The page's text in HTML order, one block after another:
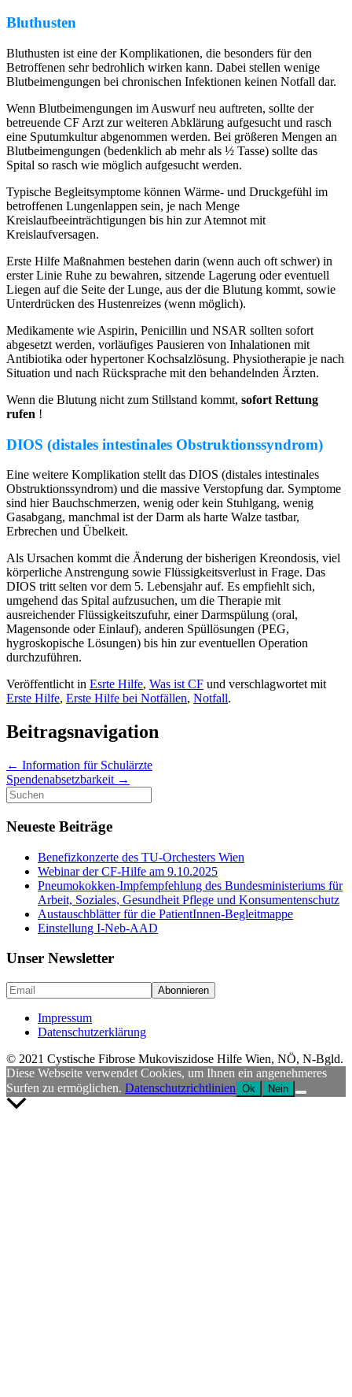
Bluthusten
Bluthusten ist eine der Komplikationen, die besonders für den
Betroffenen sehr bedrohlich wirken kann. Dabei stellen wenige
Blutbeimengungen bei chronischen Infektionen keinen Notfall dar.
Wenn Blutbeimengungen im Auswurf neu auftreten, sollte der
betreuende CF Arzt zur weiteren Abklärung aufgesucht und rasch
eine Sputumkultur abgenommen werden. Bei größeren Mengen an
Blutbeimengungen (bedenklich ab mehr als ½ Tasse) sollte das
Spital so rasch wie möglich aufgesucht werden.
Typische Begleitsymptome können Wärme- und Druckgefühl im
betroffenen Lungenlappen sein, je nach Menge
Kreislaufbeeinträchtigungen bis hin zur Atemnot mit
Kreislaufversagen.
Erste Hilfe Maßnahmen bestehen darin (wenn auch oft schwer) in
erster Linie Ruhe zu bewahren, sitzende Lagerung oder eventuell
Liegen auf die Seite der Lunge, aus der die Blutung kommt, sowie
Unterdrücken des Hustenreizes (wenn möglich).
Medikamente wie Aspirin, Penicillin und NSAR sollten sofort
abgesetzt werden, vorläufiges Pausieren von Inhalationen mit
Antibiotika oder hypertoner Kochsalzlösung. Physiotherapie je nach
Situation und nach Rücksprache mit den behandelnden Ärzten.
Wenn die Blutung nicht zum Stillstand kommt, sofort Rettung
rufen !
DIOS (distales intestinales Obstruktionssyndrom)
Eine weitere Komplikation stellt das DIOS (distales intestinales
Obstruktionssyndrom) und die massive Verstopfung dar. Symptome
sind hier Bauchschmerzen, wenig oder kein Stuhlgang, wenig
Gasabgang, manchmal ist der Darm als harte Walze tastbar,
Erbrechen und Übelkeit.
Als Ursachen kommt die Änderung der bisherigen Kreondosis, viel
körperliche Anstrengung sowie Flüssigkeitsverlust in Frage. Das
DIOS tritt selten vor dem 5. Lebensjahr auf. Es empfiehlt sich,
umgehend das Spital aufzusuchen, um die Therapie mit
ausreichender Flüssigkeitszufuhr, einer Darmspülung (oral,
Magensonde oder Einlauf), anderen Spüllösungen (PEG,
hygroskopische Lösungen) bis hin zur eventuellen Operation
durchzuführen.
Veröffentlicht in Esrte Hilfe, Was ist CF und verschlagwortet mit
Erste Hilfe, Erste Hilfe bei Notfällen, Notfall.
Beitragsnavigation
← Information für Schulärzte
Spendenabsetzbarkeit →
Suche
nach:
Neueste Beiträge
Benefizkonzerte des TU-Orchesters Wien
Webinar der CF-Hilfe am 9.10.2025
Pneumokokken-Impfempfehlung des Bundesministeriums für
Arbeit, Soziales, Gesundheit Pflege und Konsumentenschutz
Austauschblätter für die PatientInnen-Begleitmappe
Einstellung I-Neb-AAD
Unser Newsletter
Impressum
Datenschutzerklärung
© 2021 Cystische Fibrose Mukoviszidose Hilfe Wien, NÖ, N-Bgld.
Diese Webseite verwendet Cookies, um Ihnen ein angenehmeres
Surfen zu ermöglichen. Datenschutzrichtlinien Ok Nein